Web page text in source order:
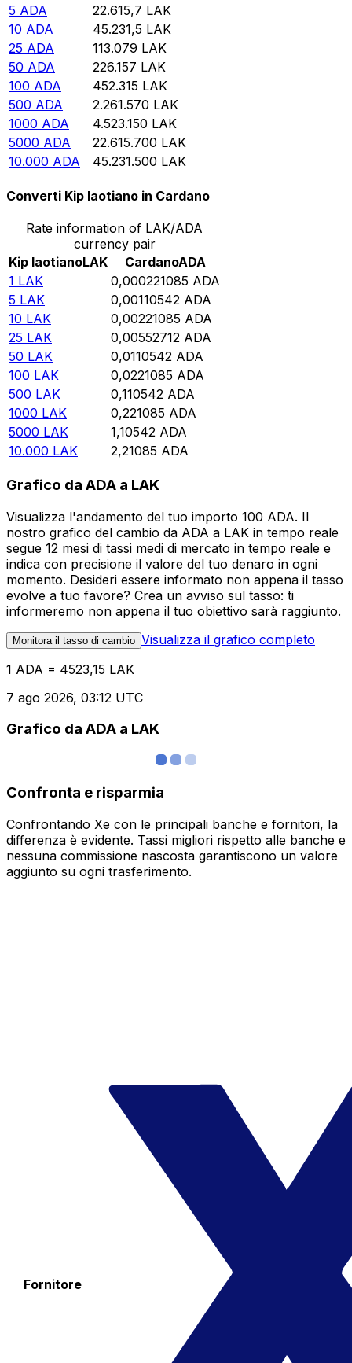
5 ADA 22.615,7 LAK
10 ADA 45.231,5 LAK
25 ADA 113.079 LAK
50 ADA 226.157 LAK
100 ADA 452.315 LAK
500 ADA 2.261.570 LAK
1000 ADA 4.523.150 LAK
5000 ADA 22.615.700 LAK
10.000 ADA 45.231.500 LAK
Converti Kip laotiano in Cardano
Rate information of LAK/ADA
currency pair
Kip laotianoLAK CardanoADA
1 LAK 0,000221085 ADA
5 LAK 0,00110542 ADA
10 LAK 0,00221085 ADA
25 LAK 0,00552712 ADA
50 LAK 0,0110542 ADA
100 LAK 0,0221085 ADA
500 LAK 0,110542 ADA
1000 LAK 0,221085 ADA
5000 LAK 1,10542 ADA
10.000 LAK 2,21085 ADA
Grafico da ADA a LAK
Visualizza l'andamento del tuo importo 100 ADA. Il
nostro grafico del cambio da ADA a LAK in tempo reale
segue 12 mesi di tassi medi di mercato in tempo reale e
indica con precisione il valore del tuo denaro in ogni
momento. Desideri essere informato non appena il tasso
evolve a tuo favore? Crea un avviso sul tasso: ti
informeremo non appena il tuo obiettivo sarà raggiunto.
Monitora il tasso di cambio Visualizza il grafico completo
1 ADA = 4523,15 LAK
7 ago 2026, 03:12 UTC
Grafico da ADA a LAK
Confronta e risparmia
Confrontando Xe con le principali banche e fornitori, la
differenza è evidente. Tassi migliori rispetto alle banche e
nessuna commissione nascosta garantiscono un valore
aggiunto su ogni trasferimento.
Fornitore